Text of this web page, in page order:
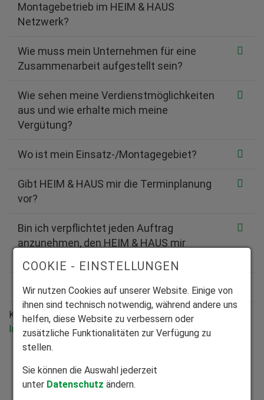
Montagebetrieb im HEIM & HAUS
Netzwerk?
Wie muss mein Unternehmen für eine
Zusammenarbeit aufgestellt sein?
Wie sehen meine Verdienstmöglichkeiten
aus und wie erhalte mich meine
Vergütung?
Wo ist mein Einsatz-/Montagegebiet?
Gibt HEIM & HAUS mir die Terminplanung
vor?
Bin ich verpflichtet jeden Auftrag
anzunehmen, den HEIM & HAUS mir
Wie erhalte ich die zu montierende Ware?
Konnten wir Ihre Frage nicht beantworten?Welche
Information fehlt Ihrer Meinung nach?
COOKIE - EINSTELLUNGEN
Wir nutzen Cookies auf unserer Website. Einige von
ihnen sind technisch notwendig, während andere uns
helfen, diese Website zu verbessern oder
zusätzliche Funktionalitäten zur Verfügung zu
stellen.
Sie können die Auswahl jederzeit
unter Datenschutz ändern.